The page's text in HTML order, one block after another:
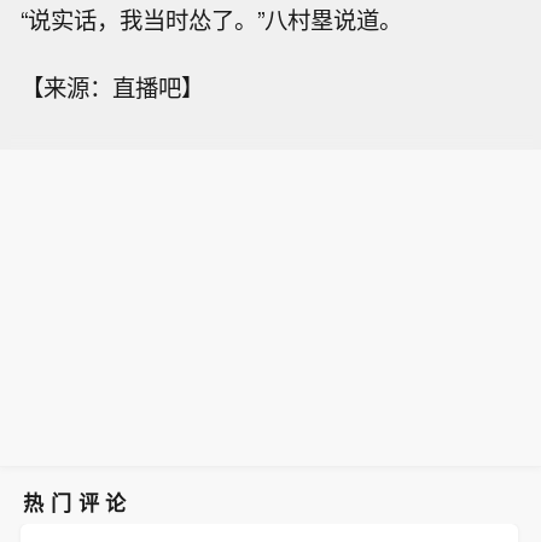
“说实话，我当时怂了。”八村塁说道。
【来源：直播吧】
热门评论